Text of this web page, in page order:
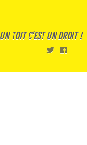
UN TOIT C'EST UN DROIT !